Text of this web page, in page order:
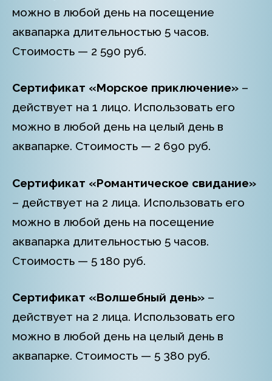
можно в любой день на посещение
аквапарка длительностью 5 часов.
Стоимость — 2 590 руб.
Сертификат «Морское приключение» –
действует на 1 лицо. Использовать его
можно в любой день на целый день в
аквапарке. Стоимость — 2 690 руб.
Сертификат «Романтическое свидание»
– действует на 2 лица. Использовать его
можно в любой день на посещение
аквапарка длительностью 5 часов.
Стоимость — 5 180 руб.
Сертификат «Волшебный день» –
действует на 2 лица. Использовать его
можно в любой день на целый день в
аквапарке. Стоимость — 5 380 руб.